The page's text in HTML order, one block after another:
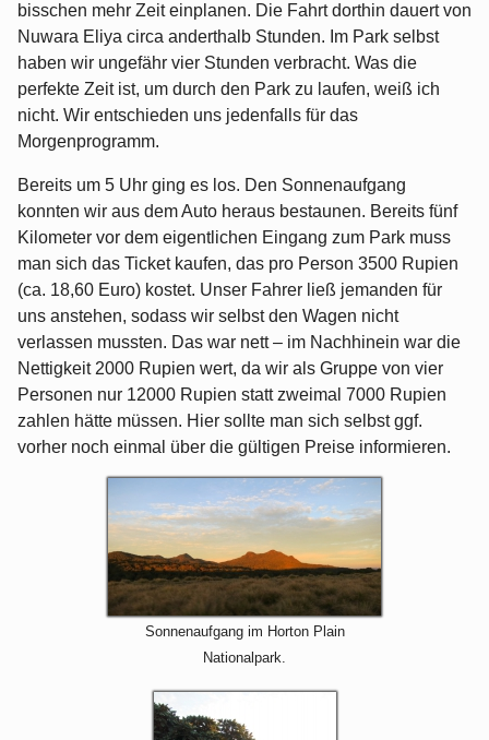
bisschen mehr Zeit einplanen. Die Fahrt dorthin dauert von
Nuwara Eliya circa anderthalb Stunden. Im Park selbst
haben wir ungefähr vier Stunden verbracht. Was die
perfekte Zeit ist, um durch den Park zu laufen, weiß ich
nicht. Wir entschieden uns jedenfalls für das
Morgenprogramm.
Bereits um 5 Uhr ging es los. Den Sonnenaufgang
konnten wir aus dem Auto heraus bestaunen. Bereits fünf
Kilometer vor dem eigentlichen Eingang zum Park muss
man sich das Ticket kaufen, das pro Person 3500 Rupien
(ca. 18,60 Euro) kostet. Unser Fahrer ließ jemanden für
uns anstehen, sodass wir selbst den Wagen nicht
verlassen mussten. Das war nett – im Nachhinein war die
Nettigkeit 2000 Rupien wert, da wir als Gruppe von vier
Personen nur 12000 Rupien statt zweimal 7000 Rupien
zahlen hätte müssen. Hier sollte man sich selbst ggf.
vorher noch einmal über die gültigen Preise informieren.
Sonnenaufgang im Horton Plain
Nationalpark.